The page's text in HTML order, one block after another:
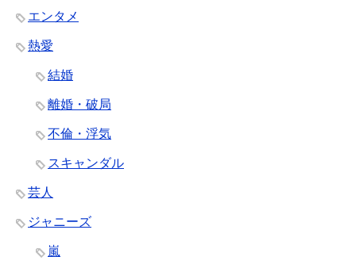
エンタメ
熱愛
結婚
離婚・破局
不倫・浮気
スキャンダル
芸人
ジャニーズ
嵐